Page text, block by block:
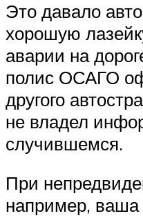
Это давало
хорошую
аварии на
полис ОСАГО
другого
не владел
случившемся.
При
например, ваша